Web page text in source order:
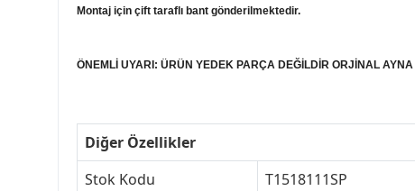
Montaj için çift taraflı bant gönderilmektedir.
ÖNEMLİ UYARI: ÜRÜN YEDEK PARÇA DEĞİLDİR ORJİNAL
Diğer Özellikler
Stok Kodu
T1518111SP